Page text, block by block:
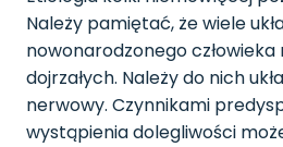
Należy pamiętać, że wiele
nowonarodzonego człowieka
dojrzałych. Należy do nich
nerwowy. Czynnikami
wystąpienia dolegliwości